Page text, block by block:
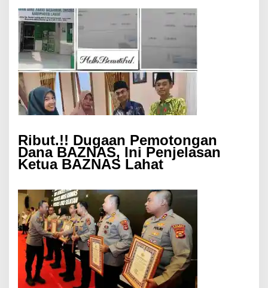
Ribut.!! Dugaan Pemotongan
Dana BAZNAS, Ini Penjelasan
Ketua BAZNAS Lahat